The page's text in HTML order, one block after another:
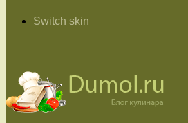
Switch skin